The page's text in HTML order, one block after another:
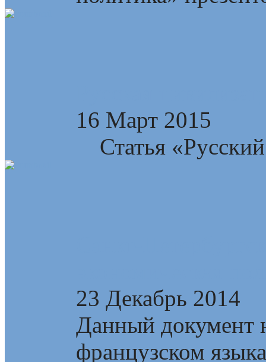
16 Март 2015
Статья
23 Декабрь 2014
Данный документ
французском